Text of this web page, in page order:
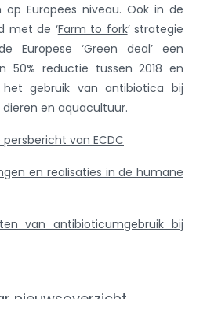
op Europees niveau. Ook in de
met de ‘Farm to fork’ strategie
Europese ‘Green deal’ een
50% reductie tussen 2018 en
gebruik van antibiotica bij
en aquacultuur.
van ECDC
en realisaties in de humane
van antibioticumgebruik bij
nieuwsoverzicht